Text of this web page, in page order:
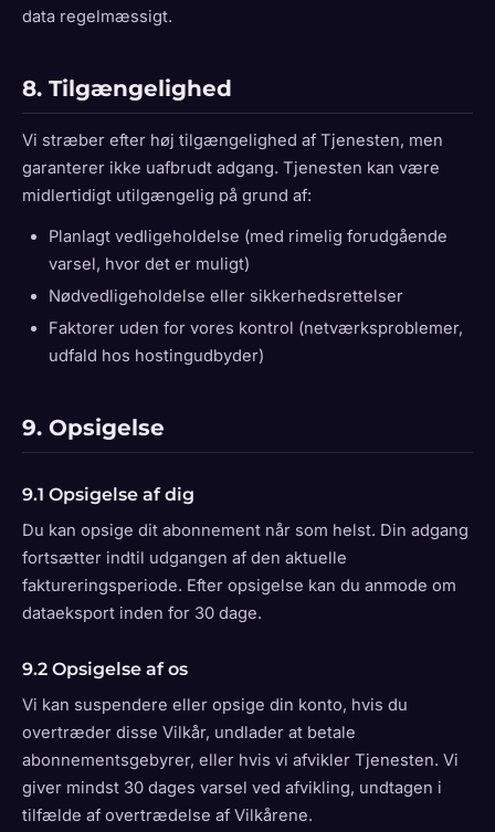
data regelmæssigt.
8. Tilgængelighed
Vi stræber efter høj tilgængelighed af Tjenesten, men
garanterer ikke uafbrudt adgang. Tjenesten kan være
midlertidigt utilgængelig på grund af:
Planlagt vedligeholdelse (med rimelig forudgående
varsel, hvor det er muligt)
Nødvedligeholdelse eller sikkerhedsrettelser
Faktorer uden for vores kontrol (netværksproblemer,
udfald hos hostingudbyder)
9. Opsigelse
9.1 Opsigelse af dig
Du kan opsige dit abonnement når som helst. Din adgang
fortsætter indtil udgangen af den aktuelle
faktureringsperiode. Efter opsigelse kan du anmode om
dataeksport inden for 30 dage.
9.2 Opsigelse af os
Vi kan suspendere eller opsige din konto, hvis du
overtræder disse Vilkår, undlader at betale
abonnementsgebyrer, eller hvis vi afvikler Tjenesten. Vi
giver mindst 30 dages varsel ved afvikling, undtagen i
tilfælde af overtrædelse af Vilkårene.